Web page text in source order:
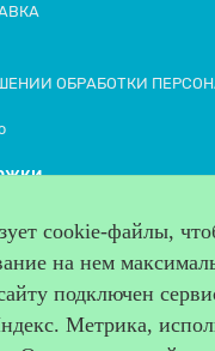
ОБРАБОТКИ
cookie-файлы,
на нем
подключен
Метрика,